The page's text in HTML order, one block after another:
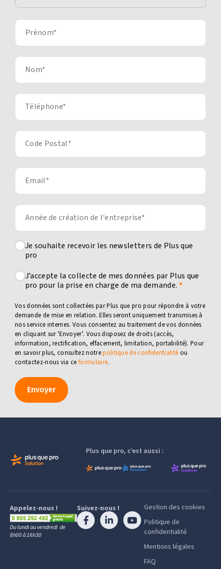
Je souhaite recevoir les newsletters de Plus que
pro
J’accepte la collecte de mes données par Plus que
pro pour la prise en charge de ma demande.
Vos données sont collectées par Plus que pro pour répondre à votre
demande de mise en relation. Elles seront uniquement transmises à
nos service internes. Vous consentez au traitement de vos données
en cliquant sur 'Envoyer'. Vous disposez de droits (accès,
information, rectification, effacement, limitation, portabilité). Pour
en savoir plus, consultez notrepolitique de confidentialité ou
contactez-nous via ceformulaire.
Envoyer
Plus que pro, c’est aussi :
Appelez-nous !
Du lundi au vendredi de
8h00 à 16h30
Suivez-nous !
Gestion des cookies
Politique de
confidentialité
Mentions légales
FAQ